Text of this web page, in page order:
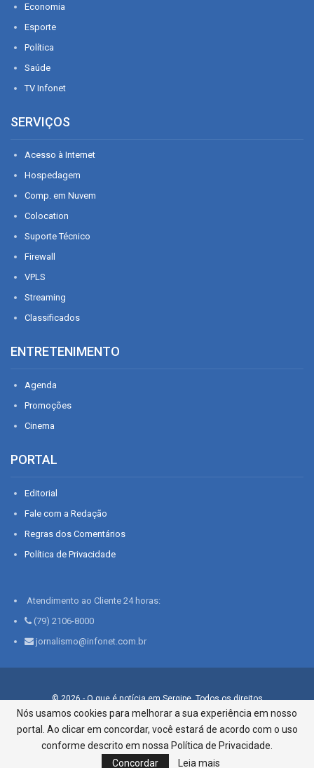
Economia
Esporte
Política
Saúde
TV Infonet
SERVIÇOS
Acesso à Internet
Hospedagem
Comp. em Nuvem
Colocation
Suporte Técnico
Firewall
VPLS
Streaming
Classificados
ENTRETENIMENTO
Agenda
Promoções
Cinema
PORTAL
Editorial
Fale com a Redação
Regras dos Comentários
Política de Privacidade
Atendimento ao Cliente 24 horas:
(79) 2106-8000
jornalismo@infonet.com.br
© 2026 - O que é notícia em Sergipe. Todos os direitos
reservados.
Infonet - Rua Monsenhor Silveira 276, Bairro São José |
Aracaju-SE, CEP 49015-030, Fone: 79.2106.8000 - CI Centro de
Informações LTDA
Nós usamos cookies para melhorar a sua experiência em nosso
portal. Ao clicar em concordar, você estará de acordo com o uso
conforme descrito em nossa Política de Privacidade.
Concordar
Leia mais